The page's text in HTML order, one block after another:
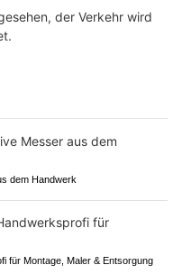
der Verkehr wird
dem Handwerk
für Montage, Maler & Entsorgung